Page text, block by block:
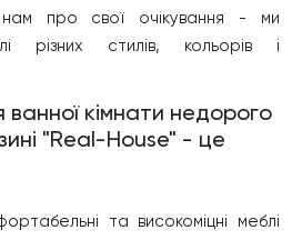
нам про свої очікування - ми
різних стилів, кольорів і
ванної кімнати недорого
"Real-House" - це
та високоміцні меблі